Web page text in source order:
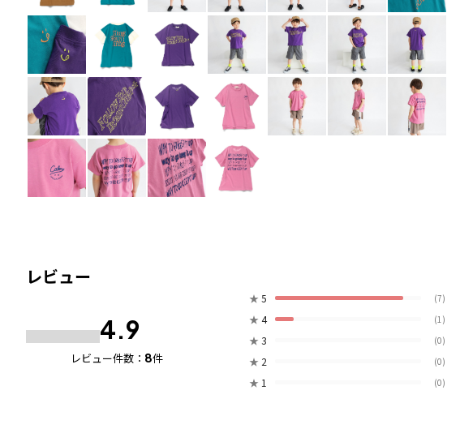
レビュー
4.9
レビュー件数： 8件
★ 5 (7)
★ 4 (1)
★ 3 (0)
★ 2 (0)
★ 1 (0)